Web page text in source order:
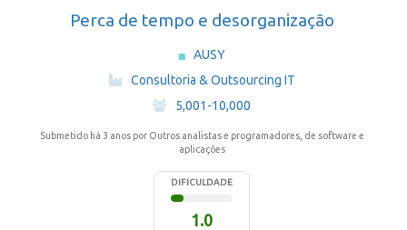
Perca de tempo e desorganização
AUSY
·
Consultoria & Outsourcing IT
·
5,001-10,000
Submetido há 3 anos por Outros analistas e programadores, de software e
aplicações
DIFICULDADE
1.0